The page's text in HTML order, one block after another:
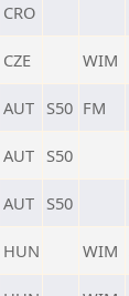
CRO
CZE WIM
AUT S50 FM
AUT S50
AUT S50
HUN WIM